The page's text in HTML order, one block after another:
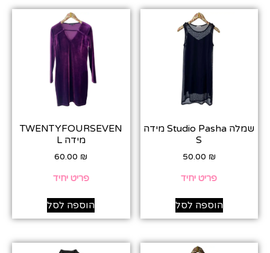
שמלה Studio Pasha מידה
S
50.00 ₪
פריט יחיד
הוספה לסל
TWENTYFOURSEVEN
מידה L
60.00 ₪
פריט יחיד
הוספה לסל